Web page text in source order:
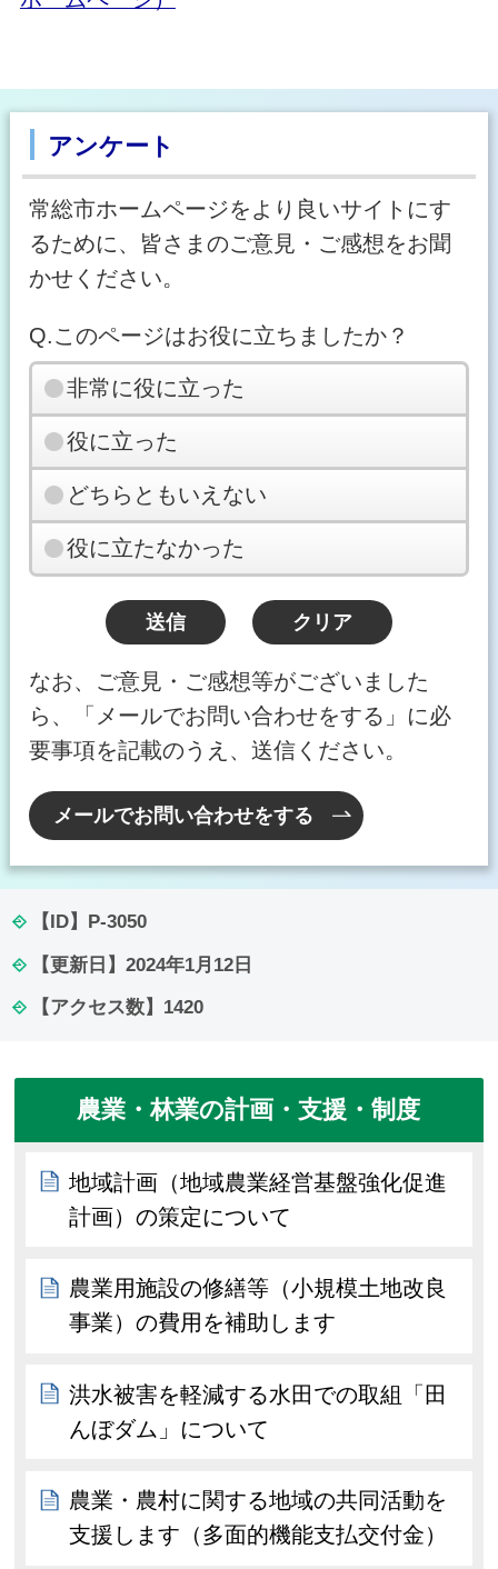
アンケート
常総市ホームページをより良いサイトにす
るために、皆さまのご意見・ご感想をお聞
かせください。
Q.このページはお役に立ちましたか？
非常に役に立った
役に立った
どちらともいえない
役に立たなかった
なお、ご意見・ご感想等がございました
ら、「メールでお問い合わせをする」に必
要事項を記載のうえ、送信ください。
メールでお問い合わせをする
【ID】 P-3050
【更新日】 2024年1月12日
【アクセス数】 1420
農業・林業の計画・支援・制度
地域計画（地域農業経営基盤強化促進
計画）の策定について
農業用施設の修繕等（小規模土地改良
事業）の費用を補助します
洪水被害を軽減する水田での取組「田
んぼダム」について
農業・農村に関する地域の共同活動を
支援します（多面的機能支払交付金）